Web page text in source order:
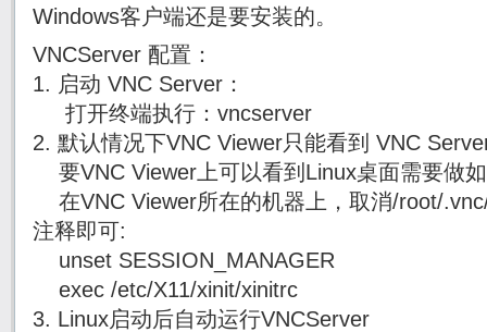
Windows客户端还是要安装的。
VNCServer 配置：
1. 启动 VNC Server：
打开终端执行：vncserver
2. 默认情况下VNC Viewer只能看到 VNC
要VNC Viewer上可以看到Linux桌面需要做
在VNC Viewer所在的机器上，取消/root/
注释即可:
unset SESSION_MANAGER
exec /etc/X11/xinit/xinitrc
3. Linux启动后自动运行VNCServer